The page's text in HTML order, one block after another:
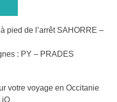
pied de l’arrêt SAHORRE –
: PY – PRADES
votre voyage en Occitanie